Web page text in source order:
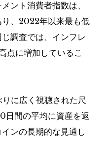
ント消費者指数は、
、2022年以来最も低
調査では、インフレ
点に増加しているこ
に広く視聴された尺
日間の平均に資産を返
ンの長期的な見通し